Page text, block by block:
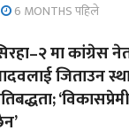
6 MONTHS पहिले
मा कांग्रेस
जिताउन